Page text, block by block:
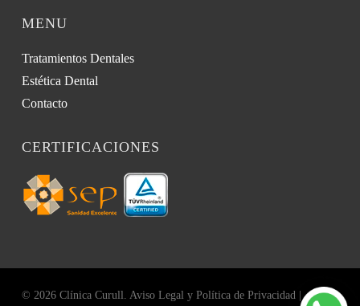
MENU
Tratamientos Dentales
Estética Dental
Contacto
CERTIFICACIONES
© 2026 Clínica Curull. Aviso Legal y Política de Privacidad|